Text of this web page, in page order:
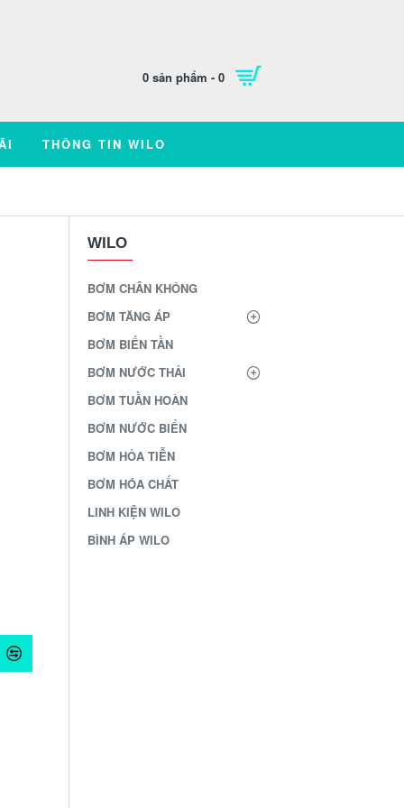
0 sản phẩm - 0
THÔNG TIN WILO
WILO
BƠM CHÂN KHÔNG
BƠM TĂNG ÁP
BƠM BIẾN TẦN
BƠM NƯỚC THẢI
BƠM TUẦN HOÀN
BƠM NƯỚC BIỂN
BƠM HỎA TIỄN
BƠM HÓA CHẤT
LINH KIỆN WILO
BÌNH ÁP WILO